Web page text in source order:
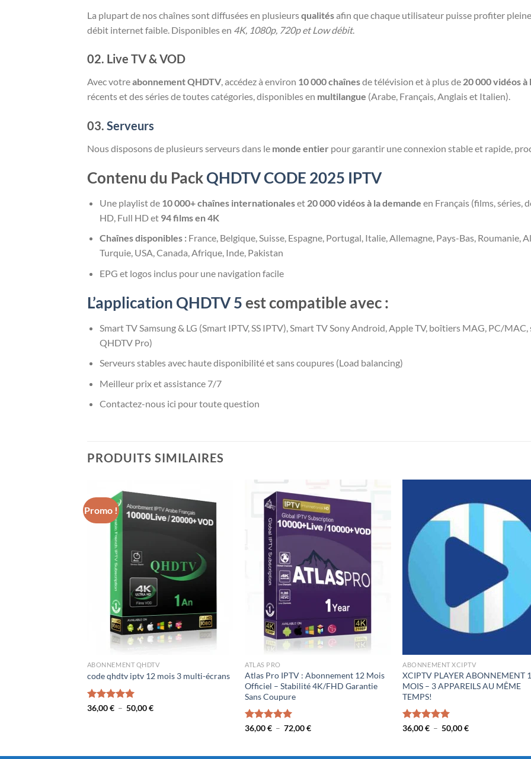
La plupart de nos chaînes sont diffusées en plusieursqualitésafin que chaque utilisateur puisse profiter
débit internet faible. Disponibles en 4K, 1080p, 720p et Low débit.
02. Live TV & VOD
Avec votreabonnement QHDTV, accédez à environ 10 000 chaînesde télévision et à plus de 20 000 vidéos
récents et des séries de toutes catégories, disponibles en multilangue (Arabe, Français, Anglais et Italien).
03. Serveurs
Nous disposons de plusieurs serveurs dans le monde entier pour garantir une connexion stable et rapide,
Contenu du Pack QHDTV CODE 2025 IPTV
Une playlist de 10 000+ chaînes internationaleset 20 000 vidéos à la demande en Français (films, séries,
HD, Full HD et 94 films en 4K
Chaînes disponibles :France, Belgique, Suisse, Espagne, Portugal, Italie, Allemagne, Pays-Bas, Roumanie,
Turquie, USA, Canada, Afrique, Inde, Pakistan
EPG et logos inclus pour une navigation facile
L’application QHDTV 5 est compatible avec :
Smart TV Samsung & LG (Smart IPTV, SS IPTV), Smart TV Sony Android, Apple TV, boîtiers MAG, PC/
QHDTV Pro)
Serveurs stables avec haute disponibilité et sans coupures (Load balancing)
Meilleur prix et assistance 7/7
Contactez-nous ici pour toute question
PRODUITS SIMILAIRES
Promo !
ABONNEMENT QHDTV
code qhdtv iptv 12 mois 3 multi-écrans
Note5.00
36,00€ – 50,00€Plage
ATLAS PRO
Atlas Pro IPTV : Abonnement 12 Mois
Officiel – Stabilité 4K/FHD Garantie
Sans Coupure
Note5.00
36,00€ – 72,00€Plage
ABONNEMENT XCIPTV
XCIPTV PLAYER ABONNEMENT
MOIS – 3 APPAREILS AU MÊME
TEMPS!
Note5.00
36,00€ – 50,00€Plage